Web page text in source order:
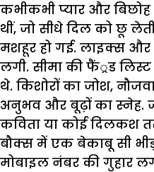
कभीकभी प्यार और बिछोह
थीं, जो सीधे दिल को छू
मशहूर हो गई. लाइक्स और
लगी. सीमा की फैं्रड लिस्ट
थे. किशोरों का जोश,
अनुभव और बूढ़ों का स्नेह.
कविता या कोई दिलकश
बौक्स में एक बेकाबू सी
मोबाइल नंबर की गुहार